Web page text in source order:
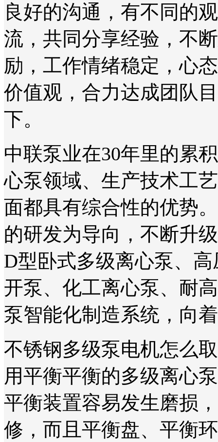
良好的沟通，有不同的
流，共同分享经验，不
励，工作情绪稳定，心
价值观，合力达成团队
下。
中联泵业在30年里的累
心泵领域、生产技术工
面都具有综合性的优势
的研发为导向，不断升
D型卧式多级离心泵、
开泵、化工离心泵、耐
泵智能化制造系统，向
不锈钢多级泵电机怎么
用平衡平衡的多级离心
平衡装置容易发生磨损
修，而且平衡盘、平衡